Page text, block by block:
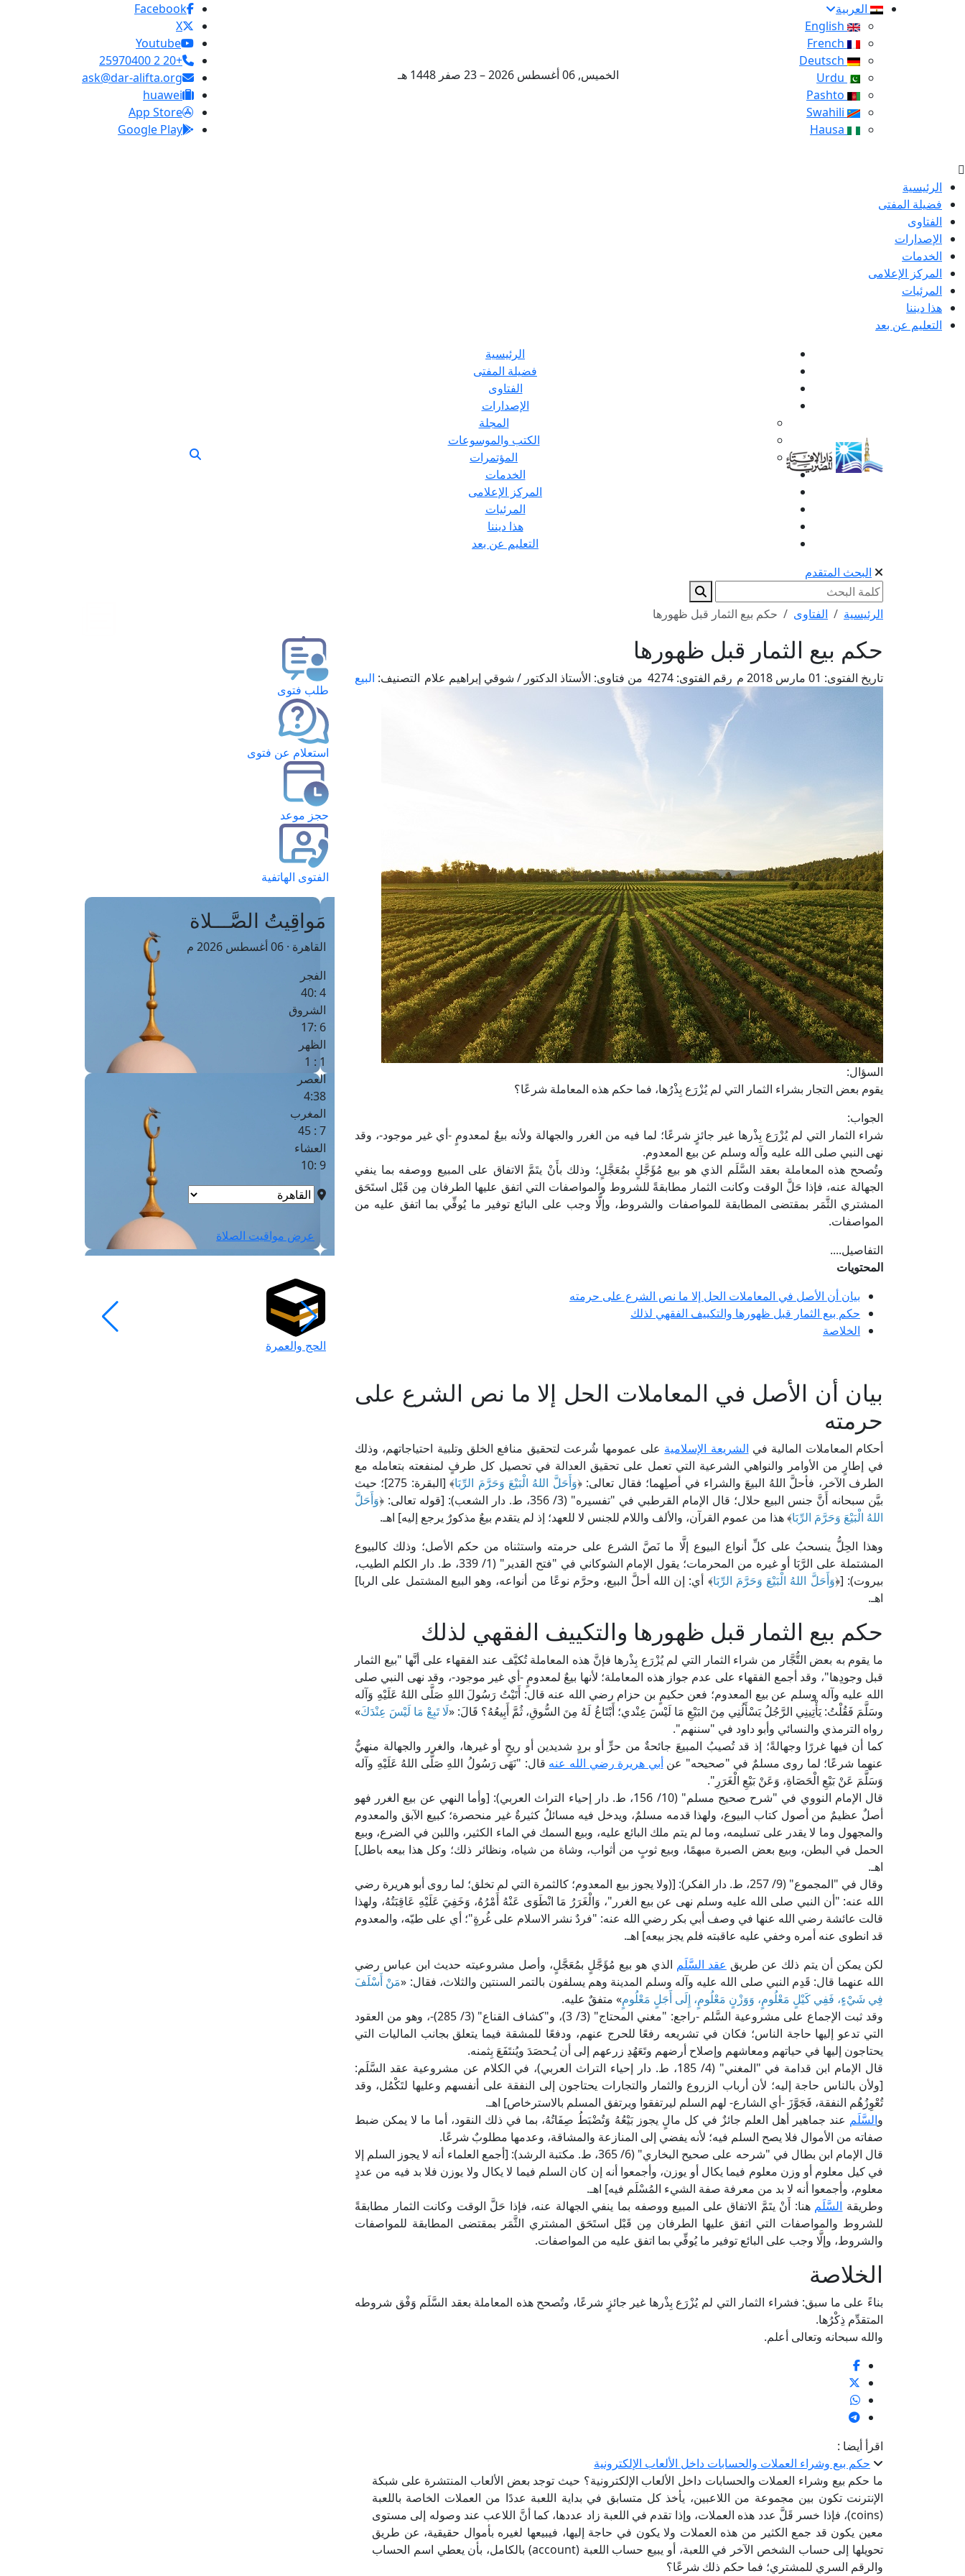
العربية
الخميس, 06 أغسطس 2026 – 23 صفر 1448 هـ
Facebook
X
Youtube
+20 2 25970400
ask@dar-alifta.org
huawei
App Store
Google Play
الرئيسية
فضيلة المفتى
الفتاوى
الإصدارات
الخدمات
المركز الإعلامى
المرئيات
هذا ديننا
التعليم عن بعد
الرئيسية
فضيلة المفتى
الفتاوى
الإصدارات
المجلة
الكتب والموسوعات
المؤتمرات
الخدمات
المركز الإعلامى
المرئيات
هذا ديننا
التعليم عن بعد
البحث المتقدم
الرئيسية الفتاوى حكم بيع الثمار قبل ظهورها
حكم بيع الثمار قبل ظهورها
تاريخ الفتوى: رقم الفتوى: 4274 من فتاوى: الأستاذ الدكتور / شوقي إبراهيم علام التصنيف: البيع
السؤال:
يقوم بعض التجار بشراء الثمار التي لم يُزْرَع بِذْرُها، فما حكم هذه المعاملة شرعًا؟
الجواب:
شراء الثمار التي لم يُزْرَع بِذْرها غير جائزٍ شرعًا؛ لما فيه من الغرر والجهالة ولأنه بيعٌ لمعدومٍ -أي غير موجود-، وقد
نهى النبي صلى الله عليه وآله وسلم عن بيع المعدوم.
وتُصحح هذه المعاملة بعقد السَّلَم الذي هو بيع مُؤَجَّلٍ بمُعَجَّلٍ؛ وذلك بأَنْ يتَمَّ الاتفاق على المبيع ووصفه بما ينفي
الجهالة عنه، فإذا حَلَّ الوقت وكانت الثمار مطابقةً للشروط والمواصفات التي اتفق عليها الطرفان مِن قَبْل استَحَق
المشتري الثَّمَر بمقتضى المطابقة للمواصفات والشروط، وإلَّا وجب على البائع توفير ما يُوفِّي بما اتفق عليه من
المواصفات.
التفاصيل....
المحتويات
بيان أن الأصل في المعاملات الحل إلا ما نص الشرع على حرمته
حكم بيع الثمار قبل ظهورها والتكييف الفقهي لذلك
الخلاصة
بيان أن الأصل في المعاملات الحل إلا ما نص الشرع على
حرمته
أحكام المعاملات المالية في الشريعة الإسلامية على عمومها شُرعت لتحقيق منافع الخلق وتلبية احتياجاتهم، وذلك
في إطارٍ من الأوامر والنواهي الشرعية التي تعمل على تحقيق العدالة في تحصيل كل طرفٍ لمنفعته بتعامله مع
الطرف الآخر، فأحلَّ اللهُ البيعَ والشراء في أصلِهما؛ فقال تعالى: ﴿وَأَحَلَّ اللهُ الْبَيْعَ وَحَرَّمَ الرِّبَا
﴾ [البقرة: 275]؛ حيث
بيَّن سبحانه أَنَّ جنس البيع حلال؛ قال الإمام القرطبي في "تفسيره" (3/ 356، ط. دار الشعب): [قوله تعالى: ﴿
وَأَحَلَّ
اللهُ الْبَيْعَ وَحَرَّمَ الرِّبَا﴾ هذا من عموم القرآن، والألف واللام للجنس لا للعهد؛ إذ لم يتقدم بيعٌ مذكورٌ يرجع إليه] اهـ.
وهذا الحِلُّ ينسحبُ على كلِّ أنواع البيوع إلَّا ما نَصَّ الشرع على حرمته واستثناه من حكم الأصل؛ وذلك كالبيوع
المشتملة على الرَّبَا أو غيره من المحرمات؛ يقول الإمام الشوكاني في "فتح القدير" (1/ 339، ط. دار الكلم الطيب،
بيروت): [﴿وَأَحَلَّ اللهُ الْبَيْعَ وَحَرَّمَ الرِّبَا﴾ أي: إن الله أحلَّ البيع، وحرَّم نوعًا من أنواعه، وهو البيع المشتمل على الربا]
اهـ.
حكم بيع الثمار قبل ظهورها والتكييف الفقهي لذلك
ما يقوم به بعض التُّجَّار من شراء الثمار التي لم يُزْرَع بِذْرها فإنَّ هذه المعاملة تُكيَّف عند الفقهاء على أنَّها "بيع الثمار
قبل وجودِها"، وقد أجمع الفقهاء على عدم جواز هذه المعاملة؛ لأنها بيعٌ لمعدومٍ -أي غير موجود-، وقد نهى النبي صلى
الله عليه وآله وسلم عن بيع المعدوم؛ فعن حكيمٍ بن حزام رضي الله عنه قال: أَتَيْتُ رَسُولَ اللهِ صَلَّى اللهُ عَلَيْهِ وَآله
وسَلَّمَ فَقُلْتُ: يَأْتِينِي الرَّجُلُ يَسْأَلُنِي مِنَ البَيْعِ مَا لَيْسَ عِنْدي؛ أَبْتَاعُ لَهُ مِنَ السُّوقِ، ثُمَّ أَبِيعُهُ؟ قَالَ: «لَا تَبِعْ مَا لَيْسَ عِنْدَكَ»
رواه الترمذي والنسائي وأبو داود في "سننهم".
كما أن فيها غررًا وجهالةً؛ إذ قد تُصيبُ المبيعَ جائحةٌ من حرٍّ أو بردٍ شديدين أو ريحٍ أو غيرها، والغرر والجهالة منهيٌّ
عنهما شرعًا؛ لما روى مسلمٌ في "صحيحه" عنأبي هريرة رضي الله عنه قال: "نَهَى رَسُولُ اللهِ صَلَّى اللهُ عَلَيْهِ وآله
وَسَلَّمَ عَنْ بَيْعِ الْحَصَاةِ، وَعَنْ بَيْعِ الْغَرَرِ".
قال الإمام النووي في "شرح صحيح مسلم" (10/ 156، ط. دار إحياء التراث العربي): [وأما النهي عن بيع الغرر فهو
أصلٌ عظيمٌ من أصول كتاب البيوع، ولهذا قدمه مسلمٌ، ويدخل فيه مسائلُ كثيرةٌ غير منحصرة؛ كبيع الآبق والمعدوم
والمجهول وما لا يقدر على تسليمه، وما لم يتم ملك البائع عليه، وبيع السمك في الماء الكثير، واللبن في الضرع، وبيع
الحمل في البطن، وبيع بعض الصبرة مبهمًا، وبيع ثوبٍ من أثواب، وشاة من شياه، ونظائر ذلك؛ وكل هذا بيعه باطل]
اهـ.
وقال في "المجموع" (9/ 257، ط. دار الفكر): [(ولا يجوز بيع المعدوم؛ كالثمرة التي لم تخلق؛ لما روى أبو هريرة رضي
الله عنه: "أن النبي صلى الله عليه وسلم نهى عن بيع الغرر"، وَالْغَرَرُ مَا انْطَوَى عَنْهُ أَمْرُهُ، وَخَفِيَ عَلَيْهِ عَاقِبَتُهُ، ولهذا
قالت عائشة رضي الله عنها في وصف أبي بكر رضي الله عنه: "فردٌ نشر الاسلام على غُرةٍ"؛ أي على طيّه، والمعدوم
قد انطوى عنه أمره وخفي عليه عاقبته فلم يجز بيعه] اهـ.
لكن يمكن أن يتم ذلك عن طريق عقد السَّلَم الذي هو بيع مُؤَجَّلٍ بمُعَجَّلٍ، وأصل مشروعيته حديث ابن عباس رضي
الله عنهما قال: قَدِم النبي صلى الله عليه وآله وسلم المدينة وهم يسلفون بالتمر السنتين والثلاث، فقال: «مَنْ أَسْلَفَ
فِي شَيْءٍ، فَفِي كَيْلٍ مَعْلُومٍ، وَوَزْنٍ مَعْلُومٍ، إِلَى أَجَلٍ مَعْلُومٍ» متفقٌ عليه.
وقد ثبت الإجماع على مشروعية السَّلم -راجع: "مغني المحتاج" (3/ 3)، و"كشاف القناع" (3/ 285)-، وهو من العقود
التي تدعو إليها حاجة الناس؛ فكان في تشريعه رفعًا للحرج عنهم، ودفعًا للمشقة فيما يتعلق بجانب الماليات التي
يحتاجون إليها في حياتهم ومعاشهم وإصلاح أرضهم وتَعَهُدِ زرعهم إلى أن يُـحصَدَ ويُنتَفَعَ بِثمنه.
قال الإمام ابن قدامة في "المغني" (4/ 185، ط. دار إحياء التراث العربي)، في الكلام عن مشروعية عقد السَّلَم:
[ولأن بالناس حاجة إليه؛ لأن أرباب الزروع والثمار والتجارات يحتاجون إلى النفقة على أنفسهم وعليها لتَكْمُل، وقد
تُعْوِزُهُم النفقة، فَجَوَّزَ -أي الشارع- لهم السلم ليرتفقوا ويرتفق المسلم بالاسترخاص] اهـ.
والسَّلَم عند جماهير أهل العلم جائزٌ في كل مالٍ يجوز بَيْعُهُ وَتُضْبَطُ صِفَاتُهُ، بما في ذلك النقود، أما ما لا يمكن ضبط
صفاته من الأموال فلا يصح السلم فيه؛ لأنه يفضي إلى المنازعة والمشاقة، وعدمها مطلوبٌ شرعًا.
قال الإمام ابن بطال في "شرحه على صحيح البخاري" (6/ 365، ط. مكتبة الرشد): [أجمع العلماء أنه لا يجوز السلم إلا
في كيل معلوم أو وزن معلوم فيما يكال أو يوزن، وأجمعوا أنه إن كان السلم فيما لا يكال ولا يوزن فلا بد فيه من عددٍ
معلوم، وأجمعوا أنه لا بد من معرفة صفة الشيء المُسْلَم فيه] اهـ.
وطريقة السَّلَم هنا: أَنْ يتَمَّ الاتفاق على المبيع ووصفه بما ينفي الجهالة عنه، فإذا حَلَّ الوقت وكانت الثمار مطابقةً
للشروط والمواصفات التي اتفق عليها الطرفان مِن قَبْل استَحَق المشتري الثَّمَر بمقتضى المطابقة للمواصفات
والشروط، وإلَّا وجب على البائع توفير ما يُوفِّي بما اتفق عليه من المواصفات.
الخلاصة
بناءً على ما سبق: فشراء الثمار التي لم يُزْرَع بِذْرها غير جائزٍ شرعًا، وتُصحح هذه المعاملة بعقد السَّلَم وَفْق شروطه
المتقدِّم ذِكْرُها.
والله سبحانه وتعالى أعلم.
اقرأ أيضا :
حكم بيع وشراء العملات والحسابات داخل الألعاب الإلكترونية
ما حكم بيع وشراء العملات والحسابات داخل الألعاب الإلكترونية؟ حيث توجد بعض الألعاب المنتشرة على شبكة
الإنترنت تكون بين مجموعة من اللاعبين، يأخذ كل متسابق في بداية اللعبة عددًا من العملات الخاصة باللعبة
(coins)، فإذا خسر قَلَّ عدد هذه العملات، وإذا تقدم في اللعبة زاد عددها، كما أنَّ اللاعب عند وصوله إلى مستوى
معين يكون قد جمع الكثير من هذه العملات ولا يكون في حاجة إليها، فيبيعها لغيره بأموال حقيقية، عن طريق
تحويلها إلى حساب الشخص الآخر في اللعبة، أو يبيع حساب اللعبة (account) بالكامل، بأن يعطي اسم الحساب
والرقم السري للمشتري؛ فما حكم ذلك شرعًا؟
طلب فتوى
استعلام عن فتوى
حجز موعد
الفتوى الهاتفية
مَواقِيتُ الصَّـــلاة
القاهرة · 06 أغسطس 2026 م
الفجر
4 :40
الشروق
6 :17
الظهر
1 : 1
العصر
4:38
المغرب
7 : 45
العشاء
9 :10
عرض مواقيت الصلاة
الحج والعمرة